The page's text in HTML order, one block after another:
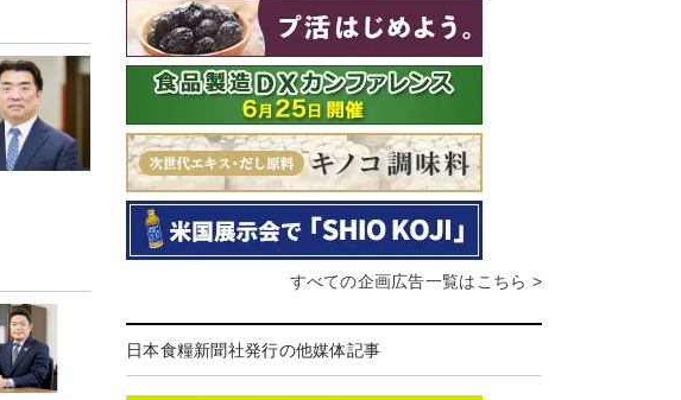
すべての企画広告一覧はこちら >
日本食糧新聞社発行の他媒体記事